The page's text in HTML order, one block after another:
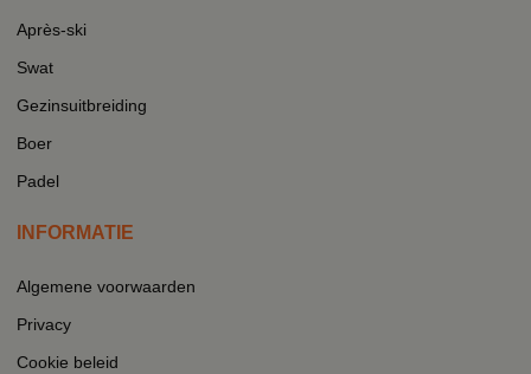
Après-ski
Swat
Gezinsuitbreiding
Boer
Padel
INFORMATIE
Algemene voorwaarden
Privacy
Cookie beleid